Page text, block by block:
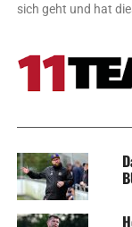
sich geht und hat